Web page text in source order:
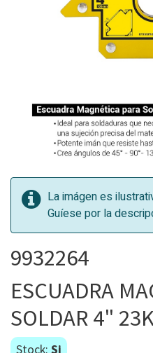
La imágen es
Guíese por la
9932264
ESCUADRA
SOLDAR 4"
Stock: Si